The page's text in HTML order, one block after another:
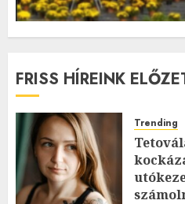
FRISS HÍREINK
Trending